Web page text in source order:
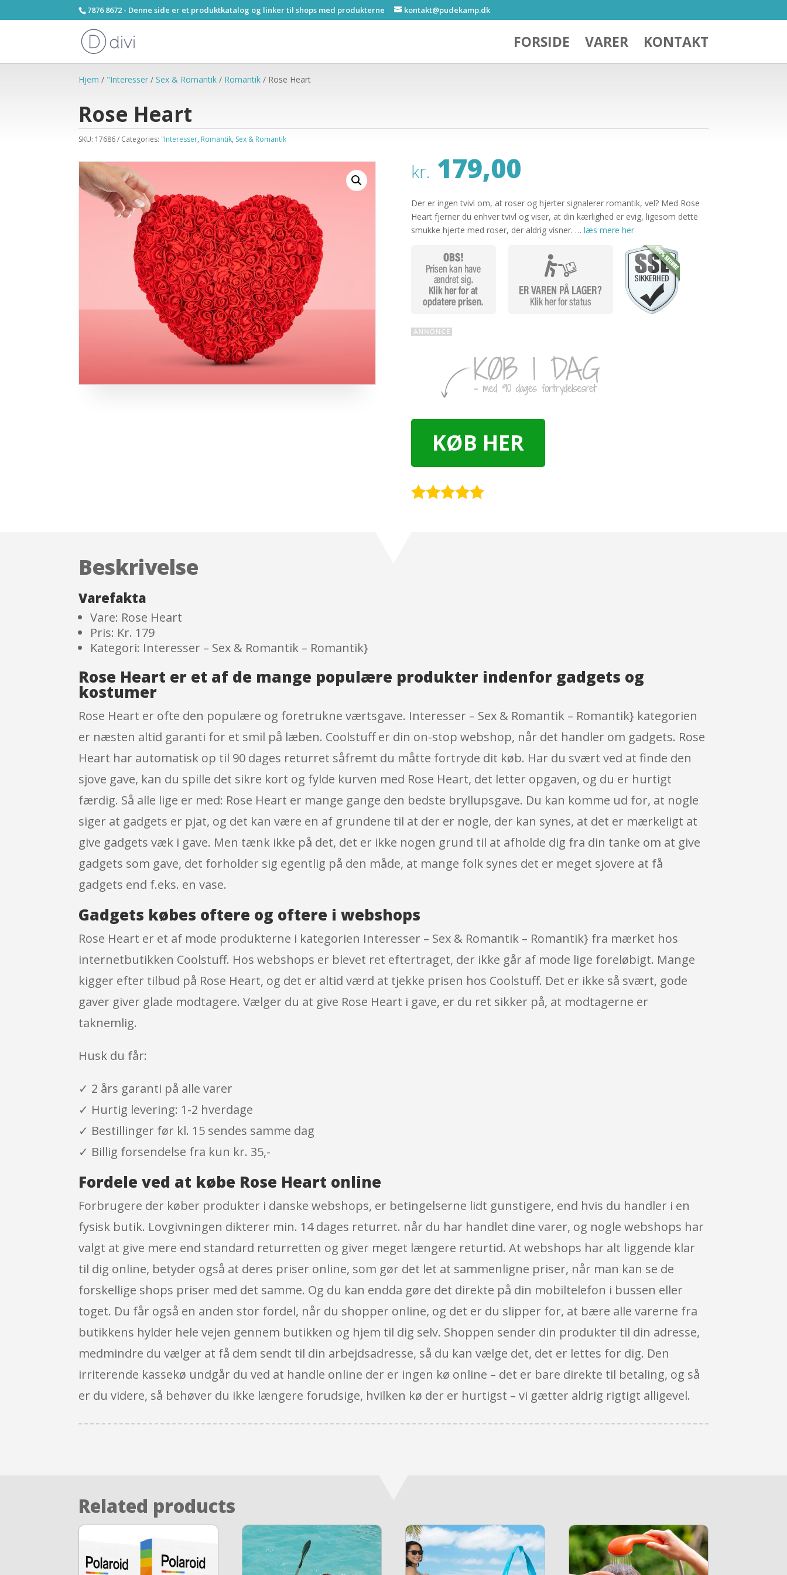
7876 8672 - Denne side er et produktkatalog og linker til shops med produkterne kontakt@pudekamp.dk
FORSIDE VARER KONTAKT
Hjem / "Interesser /Sex & Romantik / Romantik / Rose Heart
Rose Heart
SKU: 17686 Categories: "Interesser, Romantik, Sex & Romantik
kr. 179,00
Der er ingen tvivl om, at roser og hjerter signalerer romantik, vel? Med Rose
Heart fjerner du enhver tvivl og viser, at din kærlighed er evig, ligesom dette
smukke hjerte med roser, der aldrig visner. … læs mere her
KØB HER
Beskrivelse
Varefakta
Vare: Rose Heart
Pris: Kr. 179
Kategori: Interesser – Sex & Romantik – Romantik}
Rose Heart er et af de mange populære produkter indenfor gadgets og
kostumer
Rose Heart er ofte den populære og foretrukne værtsgave. Interesser – Sex & Romantik – Romantik} kategorien
er næsten altid garanti for et smil på læben. Coolstuff er din on-stop webshop, når det handler om gadgets. Rose
Heart har automatisk op til 90 dages returret såfremt du måtte fortryde dit køb. Har du svært ved at finde den
sjove gave, kan du spille det sikre kort og fylde kurven med Rose Heart, det letter opgaven, og du er hurtigt
færdig. Så alle lige er med: Rose Heart er mange gange den bedste bryllupsgave. Du kan komme ud for, at nogle
siger at gadgets er pjat, og det kan være en af grundene til at der er nogle, der kan synes, at det er mærkeligt at
give gadgets væk i gave. Men tænk ikke på det, det er ikke nogen grund til at afholde dig fra din tanke om at give
gadgets som gave, det forholder sig egentlig på den måde, at mange folk synes det er meget sjovere at få
gadgets end f.eks. en vase.
Gadgets købes oftere og oftere i webshops
Rose Heart er et af mode produkterne i kategorien Interesser – Sex & Romantik – Romantik} fra mærket hos
internetbutikken Coolstuff. Hos webshops er blevet ret eftertraget, der ikke går af mode lige foreløbigt. Mange
kigger efter tilbud på Rose Heart, og det er altid værd at tjekke prisen hos Coolstuff. Det er ikke så svært, gode
gaver giver glade modtagere. Vælger du at give Rose Heart i gave, er du ret sikker på, at modtagerne er
taknemlig.
Husk du får:
✓ 2 års garanti på alle varer
✓ Hurtig levering: 1-2 hverdage
✓ Bestillinger før kl. 15 sendes samme dag
✓ Billig forsendelse fra kun kr. 35,-
Fordele ved at købe Rose Heart online
Forbrugere der køber produkter i danske webshops, er betingelserne lidt gunstigere, end hvis du handler i en
fysisk butik. Lovgivningen dikterer min. 14 dages returret. når du har handlet dine varer, og nogle webshops har
valgt at give mere end standard returretten og giver meget længere returtid. At webshops har alt liggende klar
til dig online, betyder også at deres priser online, som gør det let at sammenligne priser, når man kan se de
forskellige shops priser med det samme. Og du kan endda gøre det direkte på din mobiltelefon i bussen eller
toget. Du får også en anden stor fordel, når du shopper online, og det er du slipper for, at bære alle varerne fra
butikkens hylder hele vejen gennem butikken og hjem til dig selv. Shoppen sender din produkter til din adresse,
medmindre du vælger at få dem sendt til din arbejdsadresse, så du kan vælge det, det er lettes for dig. Den
irriterende kassekø undgår du ved at handle online der er ingen kø online – det er bare direkte til betaling, og så
er du videre, så behøver du ikke længere forudsige, hvilken kø der er hurtigst – vi gætter aldrig rigtigt alligevel.
Related products